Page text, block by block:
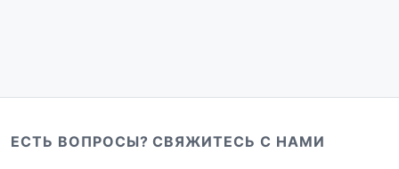
ЕСТЬ ВОПРОСЫ? СВЯЖИТЕСЬ С НАМИ